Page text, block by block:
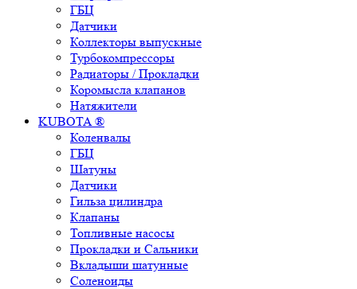
ГБЦ
Датчики
Коллекторы выпускные
Турбокомпрессоры
Радиаторы / Прокладки
Коромысла клапанов
Натяжители
KUBOTA ®
Коленвалы
ГБЦ
Шатуны
Датчики
Гильза цилиндра
Клапаны
Топливные насосы
Прокладки и Сальники
Вкладыши шатунные
Соленоиды